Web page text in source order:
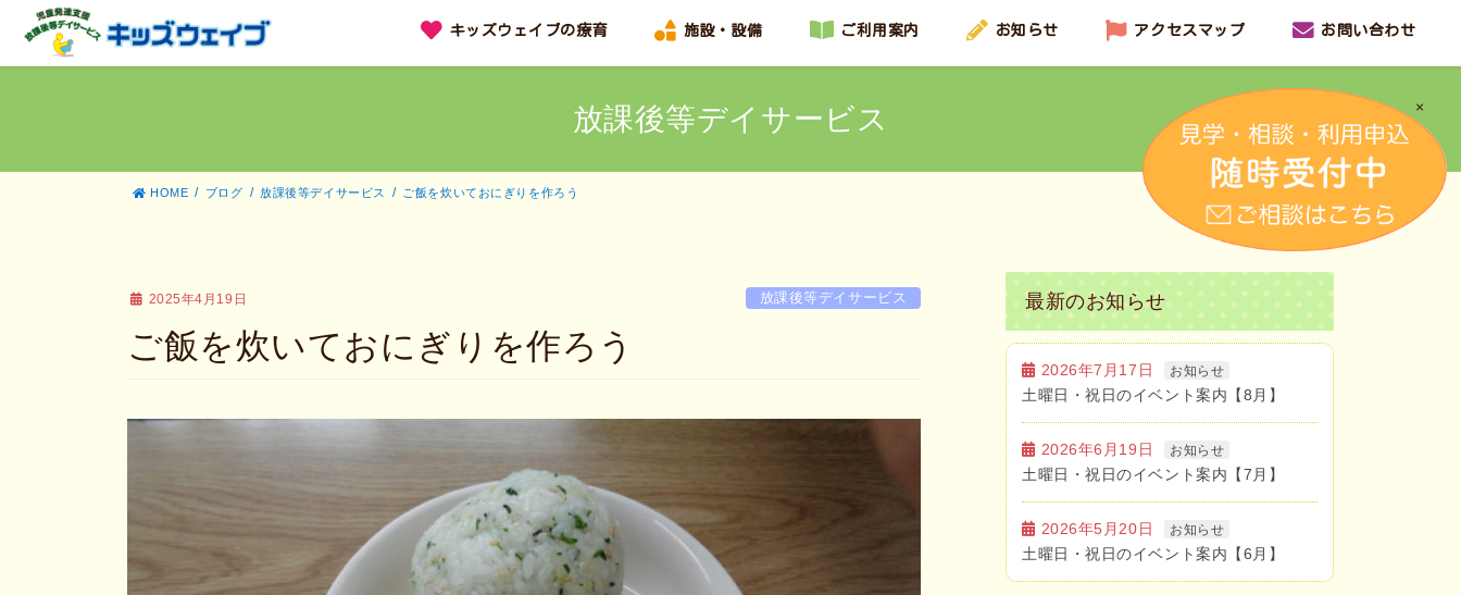
キ
に
キッズウェイブの療育 施設・設備 ご利用案内 お知らせ アクセスマップ お問い合わせ
放課後等デイサービス
HOME ブログ 放課後等デイサービス ご飯を炊いておにぎりを作ろう
2025年4月19日 放課後等デイサービス
ご飯を炊いておにぎりを作ろう
最新のお知らせ
2026年7月17日 お知らせ
土曜日・祝日のイベント案内【8月】
2026年6月19日 お知らせ
土曜日・祝日のイベント案内【7月】
2026年5月20日 お知らせ
土曜日・祝日のイベント案内【6月】
×